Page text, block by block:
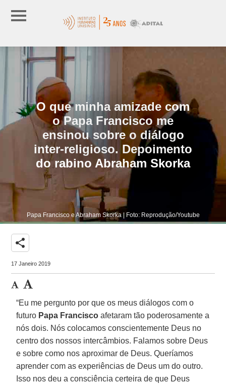
O que minha amizade com
o Papa Francisco me
ensinou sobre o diálogo
inter-religioso. Depoimento
do rabino Abraham Skorka
Papa Francisco e Abraham Skorka | Foto: Reprodução/Youtube
share
17 Janeiro 2019
“Eu me pergunto por que os meus diálogos com o
futuro Papa Francisco afetaram tão poderosamente a
nós dois. Nós colocamos conscientemente Deus no
centro dos nossos intercâmbios. Falamos sobre Deus
e sobre como nos aproximar de Deus. Queríamos
aprender com as experiências de Deus um do outro.
Isso nos deu a consciência certeira de que Deus